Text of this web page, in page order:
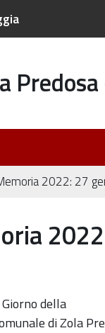
2022: 27
giorno-
della
di Zola